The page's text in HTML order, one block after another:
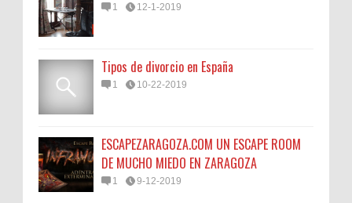
1 12-1-2019
Tipos de divorcio en España
1 10-22-2019
ESCAPEZARAGOZA.COM UN ESCAPE ROOM
DE MUCHO MIEDO EN ZARAGOZA
1 9-12-2019